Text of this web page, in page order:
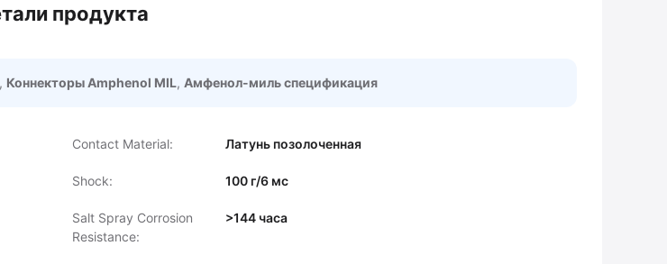
продукта
, Коннекторы Amphenol MIL, Амфенол-миль спецификация
Contact Material: Латунь позолоченная
Shock: 100 г/6 мс
Salt Spray Corrosion
Resistance:
>144 часа